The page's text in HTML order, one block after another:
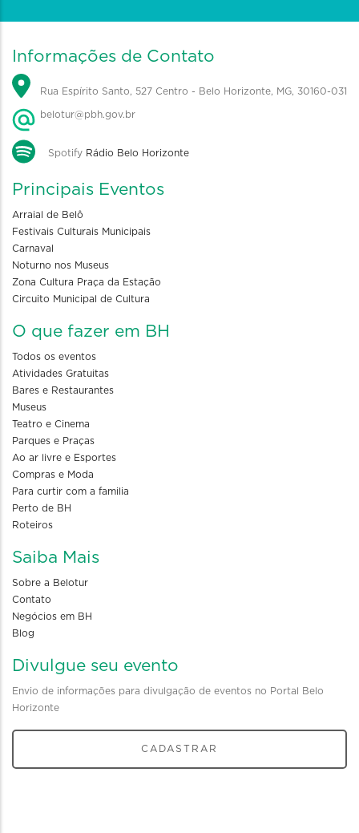
Informações de Contato
Rua Espírito Santo, 527 Centro - Belo Horizonte, MG, 30160-031
belotur@pbh.gov.br
Spotify Rádio Belo Horizonte
Principais Eventos
Arraial de Belô
Festivais Culturais Municipais
Carnaval
Noturno nos Museus
Zona Cultura Praça da Estação
Circuito Municipal de Cultura
O que fazer em BH
Todos os eventos
Atividades Gratuitas
Bares e Restaurantes
Museus
Teatro e Cinema
Parques e Praças
Ao ar livre e Esportes
Compras e Moda
Para curtir com a familia
Perto de BH
Roteiros
Saiba Mais
Sobre a Belotur
Contato
Negócios em BH
Blog
Divulgue seu evento
Envio de informações para divulgação de eventos no Portal Belo
Horizonte
CADASTRAR